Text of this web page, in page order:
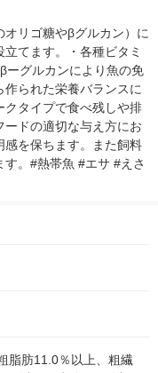
オリゴ糖やβグルカン）に
てます。・各種ビタミ
ーグルカンにより魚の免
られた栄養バランスに
タイプで食べ残しや排
ドの適切な与え方にお
感を保ちます。また飼料
。#熱帯魚 #エサ #えさ
脂肪11.0％以上、粗繊